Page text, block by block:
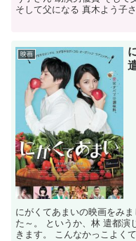
そして父になる 真木よう子
映画
にがくてあまいの映画をみ
た～。 というか、林 遣都演
きます。 こんなかっこよく